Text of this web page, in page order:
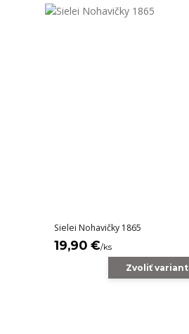
Sielei Nohavičky 1865
19,90 €/ks
Zvoliť variant